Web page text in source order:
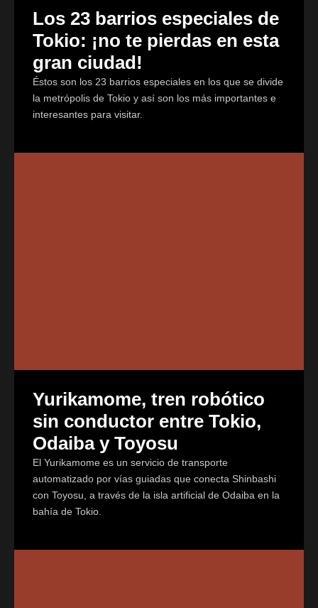
Los 23 barrios especiales de
Tokio: ¡no te pierdas en esta
gran ciudad!
Éstos son los 23 barrios especiales en los que se divide
la metrópolis de Tokio y así son los más importantes e
interesantes para visitar.
Yurikamome, tren robótico
sin conductor entre Tokio,
Odaiba y Toyosu
El Yurikamome es un servicio de transporte
automatizado por vías guiadas que conecta Shinbashi
con Toyosu, a través de la isla artificial de Odaiba en la
bahía de Tokio.